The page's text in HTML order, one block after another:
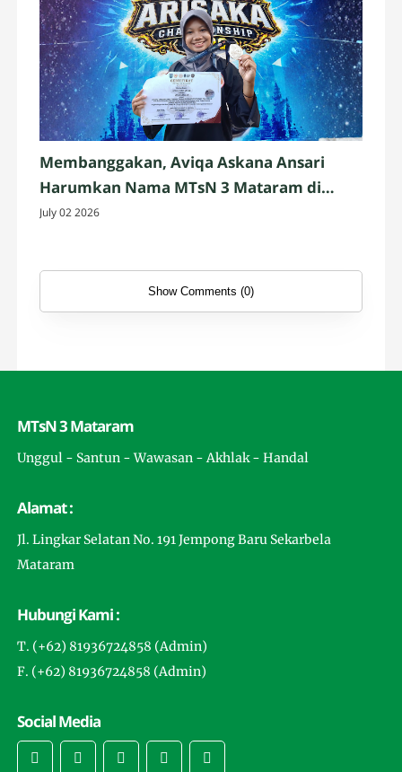
Membanggakan, Aviqa Askana Ansari
Harumkan Nama MTsN 3 Mataram di
Ajang Pencak Silat Nasional
July 02 2026
Show Comments (0)
MTsN 3 Mataram
Unggul - Santun - Wawasan - Akhlak - Handal
Alamat :
Jl. Lingkar Selatan No. 191 Jempong Baru Sekarbela
Mataram
Hubungi Kami :
T. (+62) 81936724858 (Admin)
F. (+62) 81936724858 (Admin)
Social Media